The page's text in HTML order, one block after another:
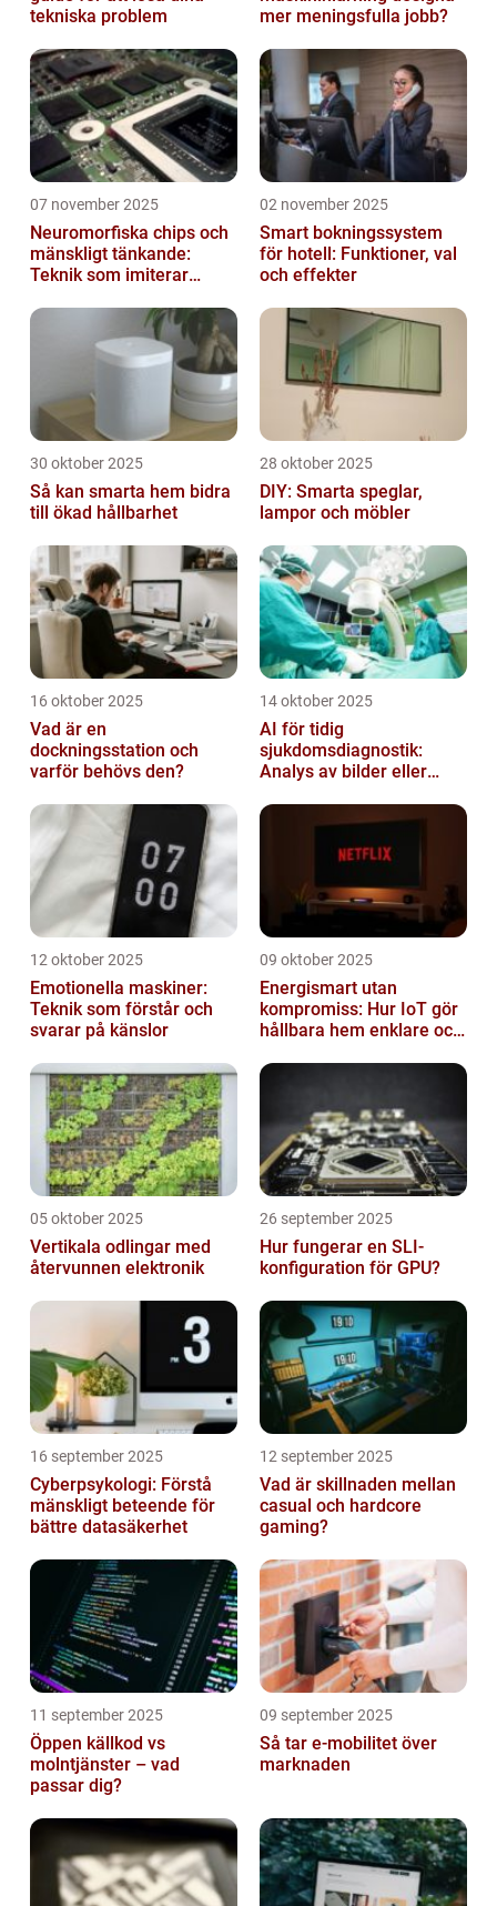
tekniska problem
mer meningsfulla jobb?
07 november 2025
Neuromorfiska chips och
mänskligt tänkande:
Teknik som imiterar
02 november 2025
Smart bokningssystem
för hotell: Funktioner, val
och effekter
30 oktober 2025
Så kan smarta hem bidra
till ökad hållbarhet
28 oktober 2025
DIY: Smarta speglar,
lampor och möbler
16 oktober 2025
Vad är en
dockningsstation och
varför behövs den?
14 oktober 2025
AI för tidig
sjukdomsdiagnostik:
Analys av bilder eller
12 oktober 2025
Emotionella maskiner:
Teknik som förstår och
svarar på känslor
09 oktober 2025
Energismart utan
kompromiss: Hur IoT gör
hållbara hem enklare och
05 oktober 2025
Vertikala odlingar med
återvunnen elektronik
26 september 2025
Hur fungerar en SLI-
konfiguration för GPU?
16 september 2025
Cyberpsykologi: Förstå
mänskligt beteende för
bättre datasäkerhet
12 september 2025
Vad är skillnaden mellan
casual och hardcore
gaming?
11 september 2025
Öppen källkod vs
molntjänster – vad
passar dig?
09 september 2025
Så tar e-mobilitet över
marknaden